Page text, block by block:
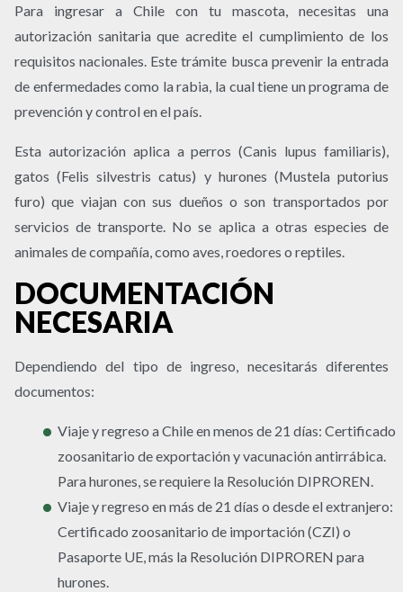
Para ingresar a Chile con tu mascota, necesitas una
autorización sanitaria que acredite el cumplimiento de los
requisitos nacionales. Este trámite busca prevenir la entrada
de enfermedades como la rabia, la cual tiene un programa de
prevención y control en el país.
Esta autorización aplica a perros (Canis lupus familiaris),
gatos (Felis silvestris catus) y hurones (Mustela putorius
furo) que viajan con sus dueños o son transportados por
servicios de transporte. No se aplica a otras especies de
animales de compañía, como aves, roedores o reptiles.
DOCUMENTACIÓN
NECESARIA
Dependiendo del tipo de ingreso, necesitarás diferentes
documentos:
Viaje y regreso a Chile en menos de 21 días: Certificado
zoosanitario de exportación y vacunación antirrábica.
Para hurones, se requiere la Resolución DIPROREN.
Viaje y regreso en más de 21 días o desde el extranjero:
Certificado zoosanitario de importación (CZI) o
Pasaporte UE, más la Resolución DIPROREN para
hurones.